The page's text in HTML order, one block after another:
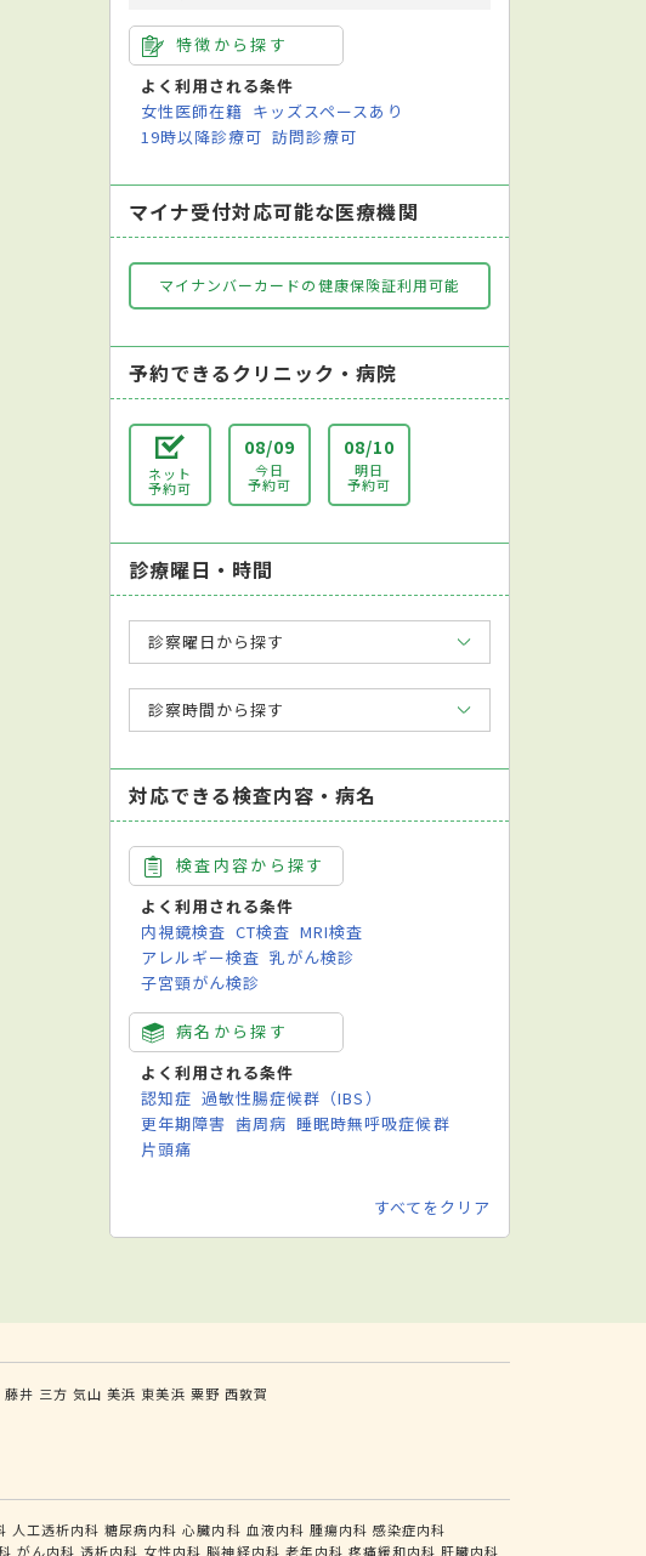
特徴から探す
よく利用される条件
女性医師在籍 キッズスペースあり
19時以降診療可 訪問診療可
マイナ受付対応可能な医療機関
マイナンバーカードの健康保険証利用可能
予約できるクリニック・病院
ネット
予約可
08/09
今日
予約可
08/10
明日
予約可
診療曜日・時間
診察曜日から探す
診察時間から探す
対応できる検査内容・病名
検査内容から探す
よく利用される条件
内視鏡検査 CT検査 MRI検査
アレルギー検査 乳がん検診
子宮頸がん検診
病名から探す
よく利用される条件
認知症 過敏性腸症候群（IBS）
更年期障害 歯周病 睡眠時無呼吸症候群
片頭痛
すべてをクリア
藤井 三方 気山 美浜 東美浜 粟野 西敦賀
人工透析内科 糖尿病内科 心臓内科 血液内科 腫瘍内科 感染症内科
がん内科 透析内科 女性内科 脳神経内科 老年内科 疼痛緩和内科 肝臓内科